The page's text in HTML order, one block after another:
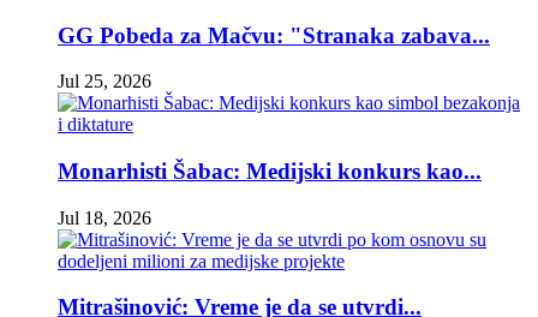
GG Pobeda za Mačvu: "Stranaka zabava...
Jul 25, 2026
Monarhisti Šabac: Medijski konkurs kao...
Jul 18, 2026
Mitrašinović: Vreme je da se utvrdi...